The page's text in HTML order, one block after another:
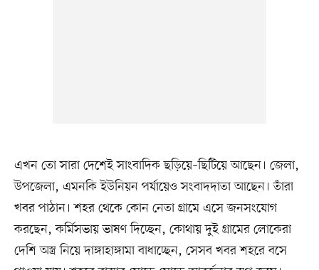
এখন তো সারা দেশেই সাংবাদিক ছড়িয়ে–ছিটিয়ে আছেন। জেলা,
উপজেলা, এমনকি ইউনিয়ন পর্যায়েও সংবাদদাতা আছেন। তাঁরা
খবর পাঠান। শহর থেকে কোন নেতা গ্রামে এসে জনসংযোগ
করছেন, কর্মিসভায় ভাষণ দিচ্ছেন, কোথায় দুই গ্রামের লোকেরা
দেশি অস্ত্র নিয়ে দাঙ্গাহাঙ্গামা বাধাচ্ছেন, সেসব খবর শহরে বসে